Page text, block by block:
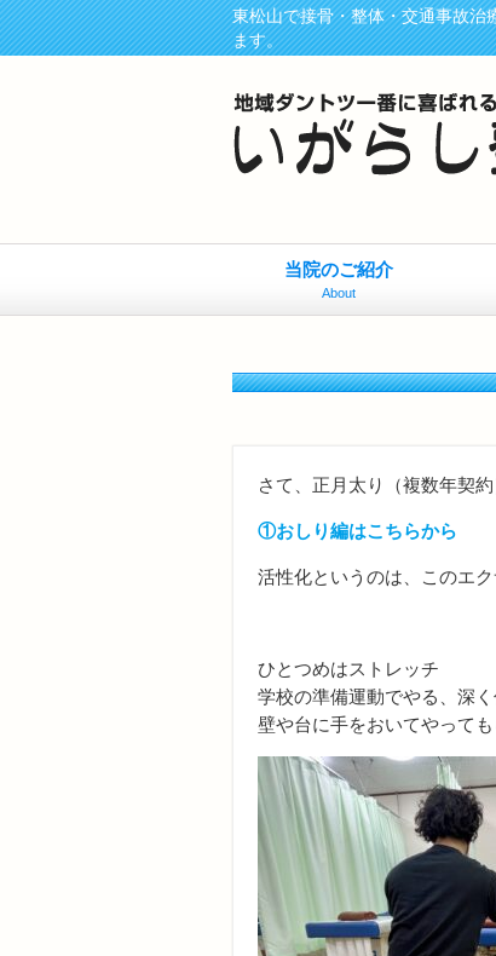
東松山で接骨・整体・交通事故
ます。
当院のご紹介
About
さて、正月太り（複数年契
①おしり編はこちらから
活性化というのは、このエ
ひとつめはストレッチ
学校の準備運動でやる、深
壁や台に手をおいてやっても